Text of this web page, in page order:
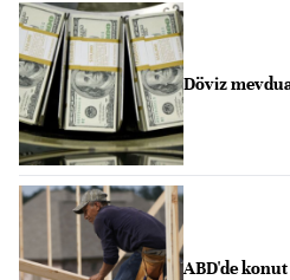
Döviz
ABD'de konut